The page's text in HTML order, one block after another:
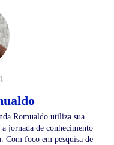
Romualdo utiliza sua
jornada de conhecimento
Com foco em pesquisa de